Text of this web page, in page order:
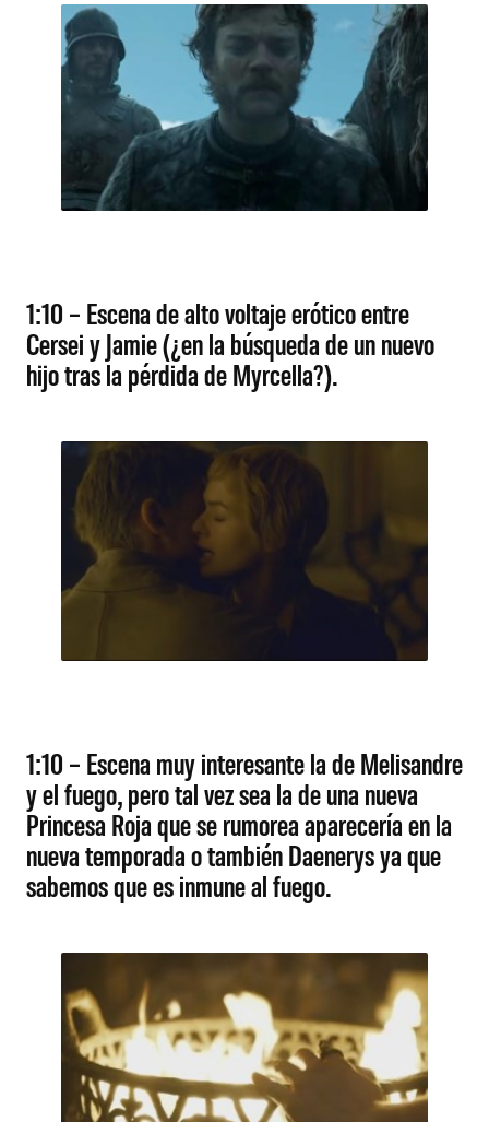
1:10 – Escena de alto voltaje erótico entre
Cersei y Jamie (¿en la búsqueda de un nuevo
hijo tras la pérdida de Myrcella?).
1:10 – Escena muy interesante la de Melisandre
y el fuego, pero tal vez sea la de una nueva
Princesa Roja que se rumorea aparecería en la
nueva temporada o también Daenerys ya que
sabemos que es inmune al fuego.